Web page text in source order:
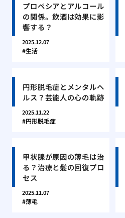
プロペシアとアルコール
の関係。飲酒は効果に影
響する？
2025.12.07
生活
円形脱毛症とメンタルヘ
ルス？芸能人の心の軌跡
2025.11.22
円形脱毛症
甲状腺が原因の薄毛は治
る？治療と髪の回復プロ
セス
2025.11.07
薄毛